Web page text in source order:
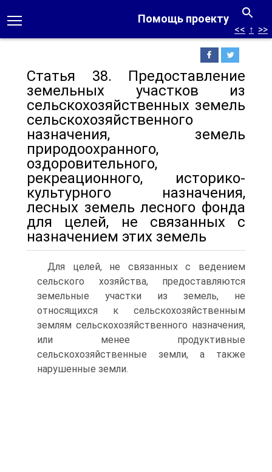
Помощь проекту
<< ↑ >>
Статья 38. Предоставление
земельных участков из
сельскохозяйственных земель
сельскохозяйственного
назначения, земель
природоохранного,
оздоровительного,
рекреационного, историко-
культурного назначения,
лесных земель лесного фонда
для целей, не связанных с
назначением этих земель
Для целей, не связанных с ведением
сельского хозяйства, предо­ставляются
земельные участки из земель, не
относящихся к сельско­хозяйственным
землям сельскохозяйственного назначения,
или ме­нее продуктивные
сельскохозяйственные земли, а также
нарушенные земли.